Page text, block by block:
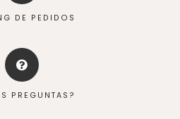
DE PEDIDOS
PREGUNTAS?